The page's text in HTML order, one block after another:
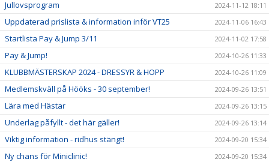
Jullovsprogram 2024-11-12 18:11
Uppdaterad prislista & information inför VT25 2024-11-06 16:43
Startlista Pay & Jump 3/11 2024-11-02 17:58
Pay & Jump! 2024-10-26 11:33
KLUBBMÄSTERSKAP 2024 - DRESSYR & HOPP 2024-10-26 11:09
Medlemskväll på Hööks - 30 september! 2024-09-26 13:51
Lära med Hästar 2024-09-26 13:15
Underlag påfyllt - det här gäller! 2024-09-26 13:14
Viktig information - ridhus stängt! 2024-09-20 15:34
Ny chans för Miniclinic! 2024-09-20 15:34